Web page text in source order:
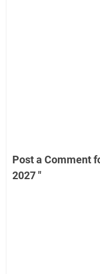
Post a Comment
2027 "